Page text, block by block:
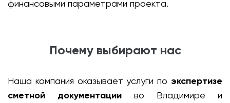
финансовыми параметрами проекта.
Почему выбирают нас
Наша компания оказывает услуги по экспертизе
сметной документации во Владимире и